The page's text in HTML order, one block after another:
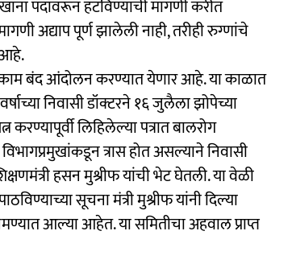
पदावरून हटविण्याची मागणी करीत
अद्याप पूर्ण झालेली नाही, तरीही रुग्णांचे
काम बंद आंदोलन करण्यात येणार आहे. या काळात
निवासी डॉक्टरने १६ जुलैला झोपेच्या
लिहिलेल्या पत्रात बालरोग
त्रास होत असल्याने निवासी
हसन मुश्रीफ यांची भेट घेतली. या वेळी
सूचना मंत्री मुश्रीफ यांनी दिल्या
आल्या आहेत. या समितीचा अहवाल प्राप्त